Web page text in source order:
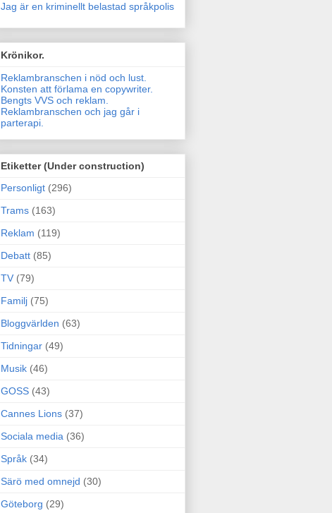
Jag är en kriminellt belastad språkpolis
Krönikor.
Reklambranschen i nöd och lust.
Konsten att förlama en copywriter.
Bengts VVS och reklam.
Reklambranschen och jag går i
parterapi.
Etiketter (Under construction)
Personligt (296)
Trams (163)
Reklam (119)
Debatt (85)
TV (79)
Familj (75)
Bloggvärlden (63)
Tidningar (49)
Musik (46)
GOSS (43)
Cannes Lions (37)
Sociala media (36)
Språk (34)
Särö med omnejd (30)
Göteborg (29)